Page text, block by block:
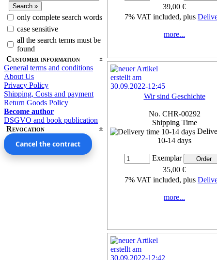
only complete search words
case sensitive
all the search terms must be
found
Customer information
General terms and conditions
About Us
Privacy Policy
Shipping, Costs and payment
Return Goods Policy
Become author
DSGVO and book publication
Revocation
Cancel the contract
39,00 €
7% VAT included, plus
more...
Wir sind Geschichte
No. CHR-00292
Shipping Time
10-14 days
Exemplar
35,00 €
7% VAT included, plus
more...